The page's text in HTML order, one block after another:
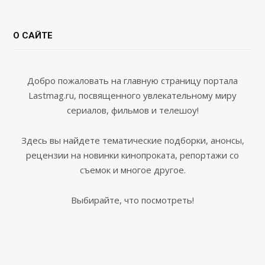
О САЙТЕ
Добро пожаловать на главную страницу портала
Lastmag.ru, посвященного увлекательному миру
сериалов, фильмов и телешоу!
Здесь вы найдете тематические подборки, анонсы,
рецензии на новинки кинопроката, репортажи со
съемок и многое другое.
Выбирайте, что посмотреть!